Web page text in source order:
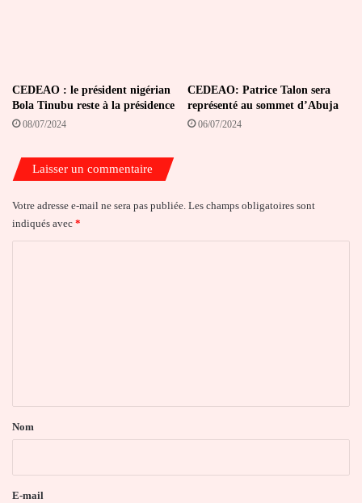
CEDEAO : le président nigérian
Bola Tinubu reste à la présidence
08/07/2024
CEDEAO: Patrice Talon sera
représenté au sommet d’Abuja
06/07/2024
Laisser un commentaire
Votre adresse e-mail ne sera pas publiée. Les champs obligatoires sont
indiqués avec *
a
e
Nom
E-mail